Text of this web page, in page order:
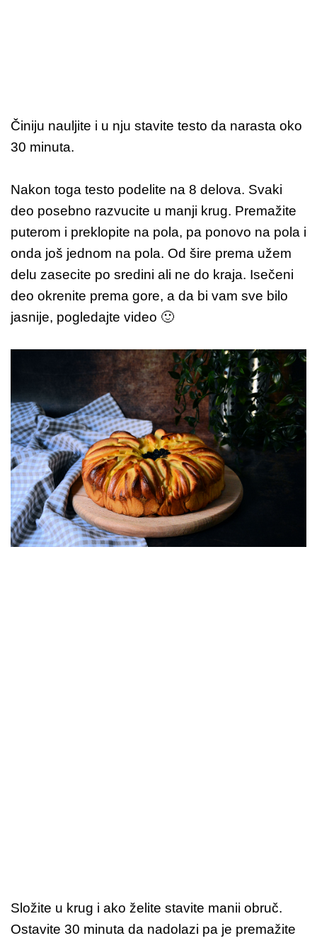
Činiju nauljite i u nju stavite testo da narasta oko
30 minuta.
Nakon toga testo podelite na 8 delova. Svaki
deo posebno razvucite u manji krug. Premažite
puterom i preklopite na pola, pa ponovo na pola i
onda još jednom na pola. Od šire prema užem
delu zasecite po sredini ali ne do kraja. Isečeni
deo okrenite prema gore, a da bi vam sve bilo
jasnije, pogledajte video 🙂
Složite u krug i ako želite stavite manii obruč.
Ostavite 30 minuta da nadolazi pa je premažite